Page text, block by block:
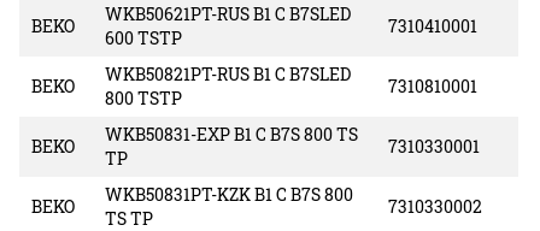
BEKO
WKB50621PT-RUS B1 C B7SLED
600 TSTP
7310410001
BEKO
WKB50821PT-RUS B1 C B7SLED
800 TSTP
7310810001
BEKO
WKB50831-EXP B1 C B7S 800 TS
TP
7310330001
BEKO
WKB50831PT-KZK B1 C B7S 800
TS TP
7310330002